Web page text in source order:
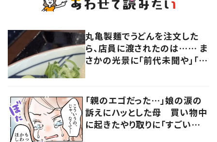
丸亀製麺でうどんを注文した
ら、店員に渡されたのは…… ま
さかの光景に「前代未聞や」「新
「親のエゴだった…」娘の涙の
訴えにハッとした母 買い物中
に起きたやり取りに「すごい分